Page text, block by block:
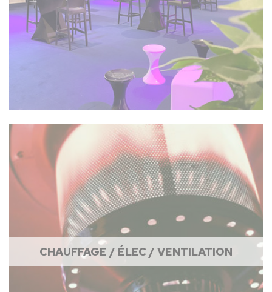
CHAUFFAGE / ÉLEC / VENTILATION